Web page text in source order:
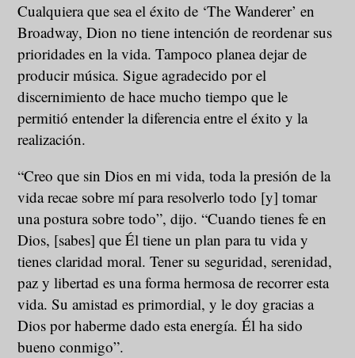
Cualquiera que sea el éxito de ‘The Wanderer’ en
Broadway, Dion no tiene intención de reordenar sus
prioridades en la vida. Tampoco planea dejar de
producir música. Sigue agradecido por el
discernimiento de hace mucho tiempo que le
permitió entender la diferencia entre el éxito y la
realización.
“Creo que sin Dios en mi vida, toda la presión de la
vida recae sobre mí para resolverlo todo [y] tomar
una postura sobre todo”, dijo. “Cuando tienes fe en
Dios, [sabes] que Él tiene un plan para tu vida y
tienes claridad moral. Tener su seguridad, serenidad,
paz y libertad es una forma hermosa de recorrer esta
vida. Su amistad es primordial, y le doy gracias a
Dios por haberme dado esta energía. Él ha sido
bueno conmigo”.